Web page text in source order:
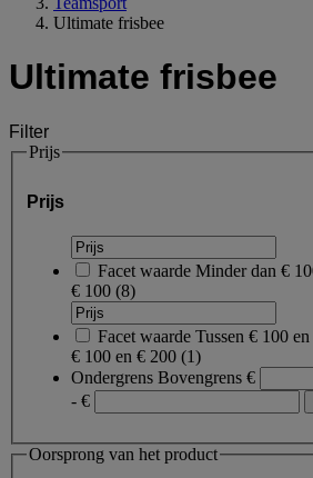
Ultimate frisbee
Ultimate frisbee
Filter
Prijs
Prijs
Facet waarde Minder dan €
€ 100 (8)
Facet waarde Tussen € 100
€ 100 en € 200 (1)
Ondergrens Bovengrens €
- €
Oorsprong van het product